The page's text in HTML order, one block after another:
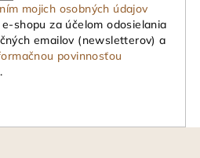
mojich osobných údajov
shopu za účelom odosielania
emailov (newsletterov) a
povinnosťou